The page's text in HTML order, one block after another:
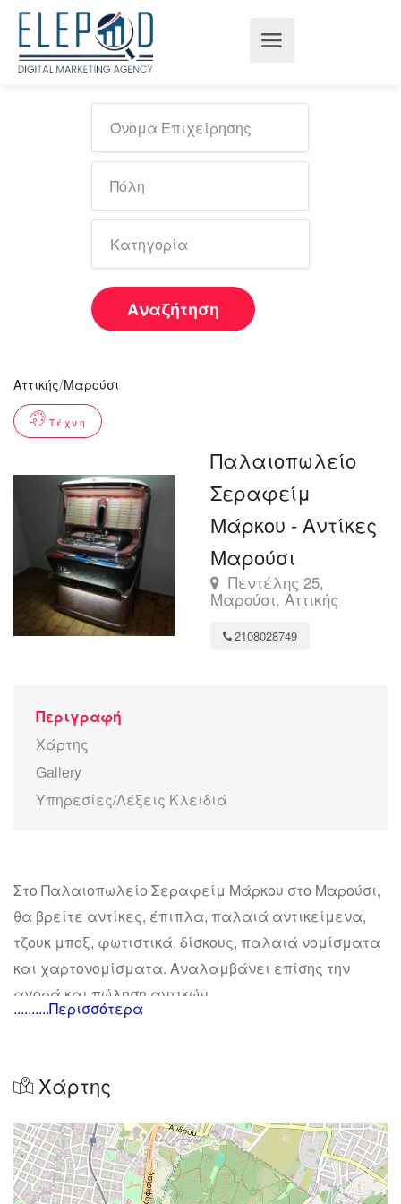
Αναζήτηση
Αττικής/Μαρούσι
Τέχνη
Παλαιοπωλείο
Σεραφείμ
Μάρκου - Αντίκες
Μαρούσι
Πεντέλης 25,
Μαρούσι, Αττικής
2108028749
Περιγραφή
Χάρτης
Gallery
Υπηρεσίες/Λέξεις Κλειδιά
Στο Παλαιοπωλείο Σεραφείμ Μάρκου στο Μαρούσι,
θα βρείτε αντίκες, έπιπλα, παλαιά αντικείμενα,
τζουκ μποξ, φωτιστικά, δίσκους, παλαιά νομίσματα
και χαρτονομίσματα. Αναλαμβάνει επίσης την
αγορά και πώληση αντικών.
..........Περισσότερα
Χάρτης